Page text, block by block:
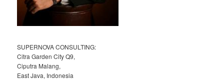
SUPERNOVA CONSULTING:
Citra Garden City Q9,
Ciputra Malang,
East Java, Indonesia